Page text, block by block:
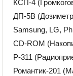
КСП-4
ДП-5В
Samsung, LG,
CD-ROM
Р-311
Романтик-201